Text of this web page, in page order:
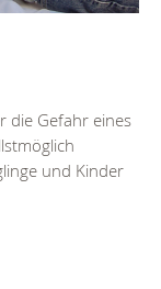
die Gefahr eines
und Kinder